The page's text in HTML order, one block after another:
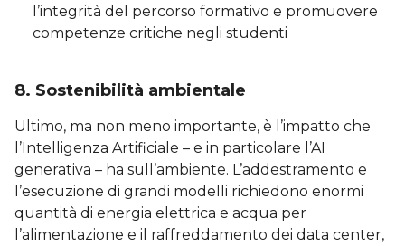
l’integrità del percorso formativo e promuovere
competenze critiche negli studenti
8. Sostenibilità ambientale
Ultimo, ma non meno importante, è l’impatto che
l’Intelligenza Artificiale – e in particolare l’AI
generativa – ha sull’ambiente. L’addestramento e
l’esecuzione di grandi modelli richiedono enormi
quantità di energia elettrica e acqua per
l’alimentazione e il raffreddamento dei data center,